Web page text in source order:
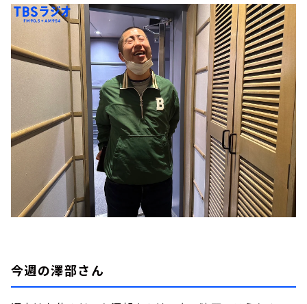
今週の澤部さん